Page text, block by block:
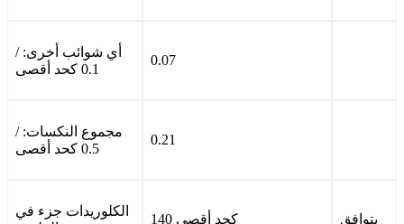
/ أي شوائب أخرى:
0.1 كحد أقصى
0.07
/ مجموع النكسات:
0.5 كحد أقصى
0.21
الكلوريدات جزء في
140 كحد أقصى يتوافق